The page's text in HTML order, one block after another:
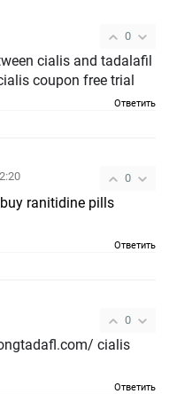
0
cialis and tadalafil
ciltadgn.com/# cialis coupon free trial
Ответить
0
buy ranitidine pills
Ответить
0
cialis
Ответить